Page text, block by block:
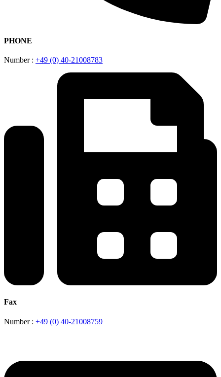
PHONE
Number : +49 (0) 40-21008783
Fax
Number : +49 (0) 40-21008759